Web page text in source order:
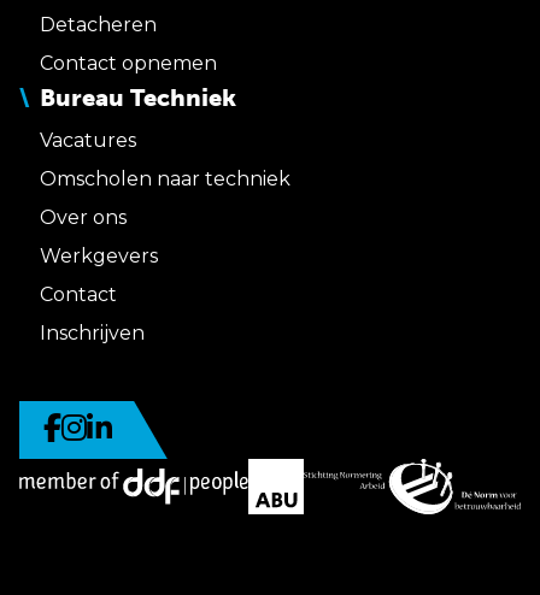
Detacheren
Contact opnemen
Bureau Techniek
Vacatures
Omscholen naar techniek
Over ons
Werkgevers
Contact
Inschrijven